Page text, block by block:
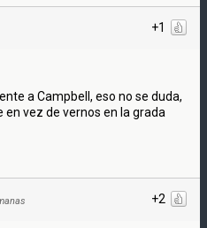
+1
a Campbell, eso no se duda,
vez de vernos en la grada
+2